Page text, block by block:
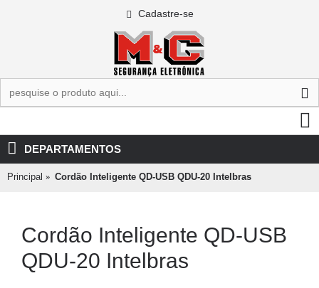
Cadastre-se
DEPARTAMENTOS
Principal Cordão Inteligente QD-USB QDU-20 Intelbras
Cordão Inteligente QD-USB
QDU-20 Intelbras